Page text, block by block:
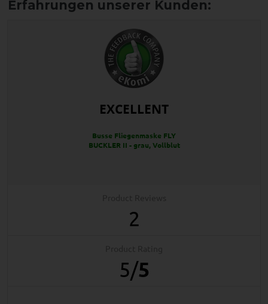
EXCELLENT
Busse Fliegenmaske FLY
BUCKLER II - grau, Vollblut
2
5/5